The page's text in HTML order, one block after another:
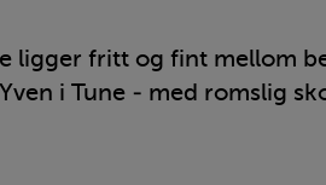
ligger fritt og fint mellom
i Tune - med romslig